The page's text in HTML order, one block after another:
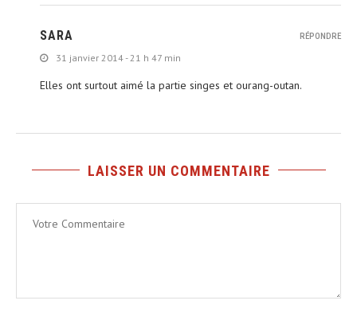
SARA
31 janvier 2014 - 21 h 47 min
Elles ont surtout aimé la partie singes et ourang-outan.
RÉPONDRE
LAISSER UN COMMENTAIRE